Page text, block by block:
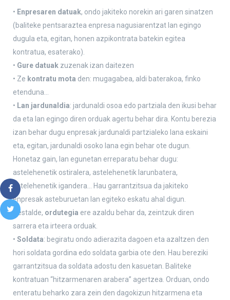
• Enpresaren datuak, ondo jakiteko norekin ari garen sinatzen
(baliteke pentsaraztea enpresa nagusiarentzat lan egingo
dugula eta, egitan, honen azpikontrata batekin egitea
kontratua, esaterako).
• Gure datuak zuzenak izan daitezen
• Ze kontratu mota den: mugagabea, aldi baterakoa, finko
etenduna…
• Lan jardunaldia: jardunaldi osoa edo partziala den ikusi behar
da eta lan egingo diren orduak agertu behar dira. Kontu berezia
izan behar dugu enpresak jardunaldi partzialeko lana eskaini
eta, egitan, jardunaldi osoko lana egin behar ote dugun.
Honetaz gain, lan egunetan erreparatu behar dugu:
astelehenetik ostiralera, astelehenetik larunbatera,
astelehenetik igandera… Hau garrantzitsua da jakiteko
enpresak asteburuetan lan egiteko eskatu ahal digun.
Bestalde, ordutegia ere azaldu behar da, zeintzuk diren
sarrera eta irteera orduak.
• Soldata: begiratu ondo adierazita dagoen eta azaltzen den
hori soldata gordina edo soldata garbia ote den. Hau bereziki
garrantzitsua da soldata adostu den kasuetan. Baliteke
kontratuan “hitzarmenaren arabera” agertzea. Orduan, ondo
enteratu beharko zara zein den dagokizun hitzarmena eta